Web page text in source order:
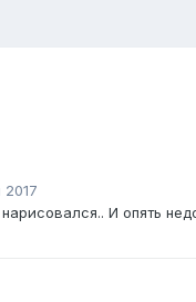
2017
И опять